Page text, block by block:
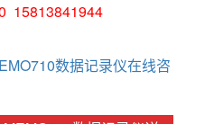
15813841944